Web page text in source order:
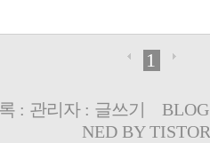
1
: 관리자: 글쓰기
NED BY